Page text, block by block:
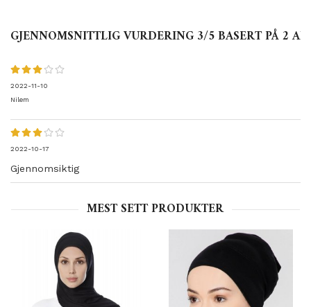
GJENNOMSNITTLIG VURDERING 3/5 BASERT PÅ2
2022-11-10
Nilem
2022-10-17
Gjennomsiktig
MEST SETT PRODUKTER